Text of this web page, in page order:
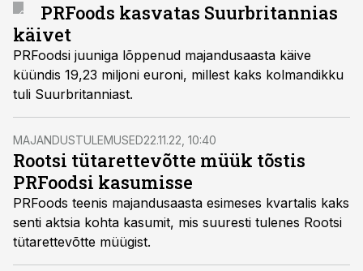
PRFoods kasvatas Suurbritannias
käivet
PRFoodsi juuniga lõppenud majandusaasta käive
küündis 19,23 miljoni euroni, millest kaks kolmandikku
tuli Suurbritanniast.
MAJANDUSTULEMUSED22.11.22, 10:40
Rootsi tütarettevõtte müük tõstis
PRFoodsi kasumisse
PRFoods teenis majandusaasta esimeses kvartalis kaks
senti aktsia kohta kasumit, mis suuresti tulenes Rootsi
tütarettevõtte müügist.